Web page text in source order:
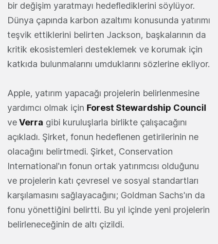
bir değişim yaratmayı hedeflediklerini söylüyor.
Dünya çapında karbon azaltımı konusunda yatırımı
teşvik ettiklerini belirten Jackson, başkalarının da
kritik ekosistemleri desteklemek ve korumak için
katkıda bulunmalarını umduklarını sözlerine ekliyor.
Apple, yatırım yapacağı projelerin belirlenmesine
yardımcı olmak için Forest Stewardship Council
veVerra gibi kuruluşlarla birlikte çalışacağını
açıkladı. Şirket, fonun hedeflenen getirilerinin ne
olacağını belirtmedi. Şirket, Conservation
International'ın fonun ortak yatırımcısı olduğunu
ve projelerin katı çevresel ve sosyal standartları
karşılamasını sağlayacağını; Goldman Sachs'ın da
fonu yönettiğini belirtti. Bu yıl içinde yeni projelerin
belirleneceğinin de altı çizildi.